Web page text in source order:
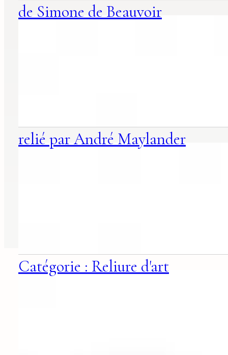
de Simone de Beauvoir
relié par André Maylander
Catégorie : Reliure d'art